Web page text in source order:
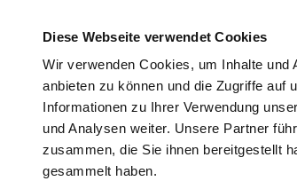
Diese Webseite verwendet Cookies
Wir verwenden Cookies, um Inhalte
anbieten zu können und die Zugriffe auf
Informationen zu Ihrer Verwendung
und Analysen weiter. Unsere Partner
zusammen, die Sie ihnen bereitgestellt
gesammelt haben.
Menü Buchen